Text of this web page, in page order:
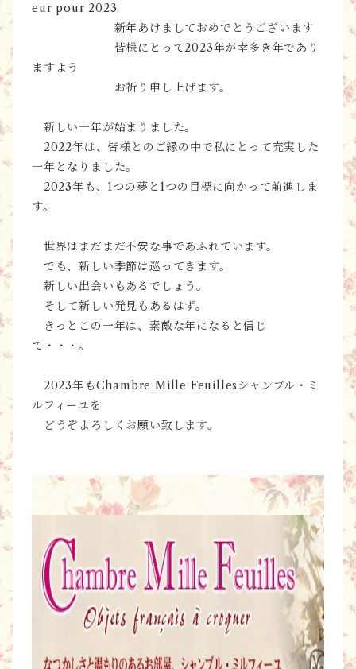
eur pour 2023.
新年あけましておめでとうございます
皆様にとって2023年が幸多き年であり
ますよう
お祈り申し上げます。
新しい一年が始まりました。
2022年は、皆様とのご縁の中で私にとって充実した
一年となりました。
2023年も、1つの夢と1つの目標に向かって前進しま
す。
世界はまだまだ不安な事であふれています。
でも、新しい季節は巡ってきます。
新しい出会いもあるでしょう。
そして新しい発見もあるはず。
きっとこの一年は、素敵な年になると信じ
て・・・。
2023年もChambre Mille Feuillesシャンブル・ミ
ルフィーユを
どうぞよろしくお願い致します。